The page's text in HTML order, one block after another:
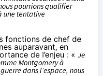
pourrions qualifier
une tentative
fonctions de chef de
auparavant, en
de l’enjeu : « Je
Montgomery à
dans l’espace, nous